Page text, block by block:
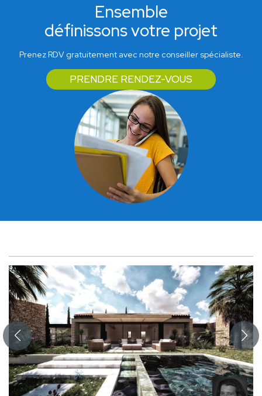
Ensemble
définissons votre projet
Prenez RDV gratuitement avec notre conseiller spécialiste.
PRENDRE RENDEZ-VOUS